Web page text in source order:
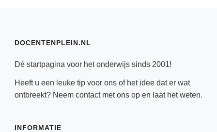
DOCENTENPLEIN.NL
Dé startpagina voor het onderwijs sinds 2001!
Heeft u een leuke tip voor ons of het idee dat er wat
ontbreekt? Neem contactmet ons op en laat het weten.
INFORMATIE